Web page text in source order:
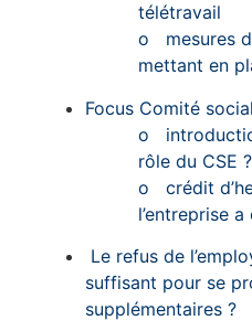
télétravail
o
mesures
mettant en
Focus Comité
o
rôle du CSE ?
o
crédit
l’entreprise
Le refus de
suffisant pour se
supplémentaires ?